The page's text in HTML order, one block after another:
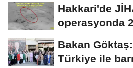
Hakkari'de
operasyonda
Bakan
Türkiye ile